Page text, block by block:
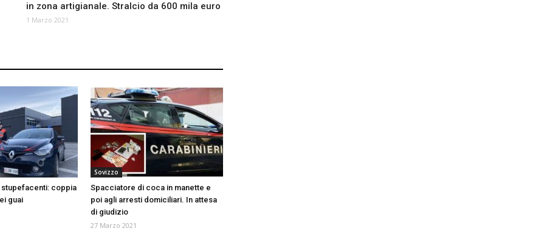
in zona artigianale. Stralcio da 600 mila euro
1 Marzo 2021
coppia
guai
Sovizzo
Spacciatore di coca in manette e
poi agli arresti domiciliari. In attesa
di giudizio
27 Marzo 2021